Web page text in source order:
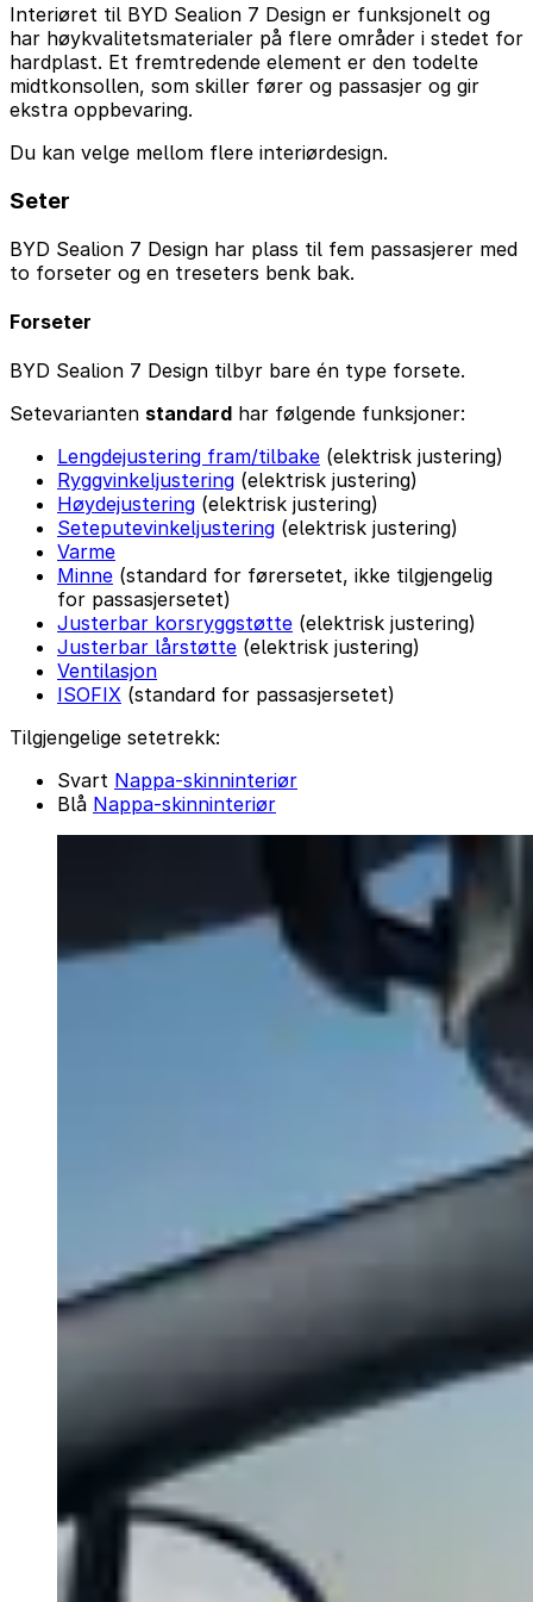
Interiøret til BYD Sealion 7 Design er funksjonelt og
har høykvalitetsmaterialer på flere områder i stedet for
hardplast. Et fremtredende element er den todelte
midtkonsollen, som skiller fører og passasjer og gir
ekstra oppbevaring.
Du kan velge mellom flere interiørdesign.
Seter
BYD Sealion 7 Design har plass til fem passasjerer med
to forseter og en treseters benk bak.
Forseter
BYD Sealion 7 Design tilbyr bare én type forsete.
Setevarianten standard har følgende funksjoner:
Lengdejustering fram/tilbake (elektrisk justering)
Ryggvinkeljustering (elektrisk justering)
Høydejustering (elektrisk justering)
Seteputevinkeljustering (elektrisk justering)
Varme
Minne (standard for førersetet, ikke tilgjengelig
for passasjersetet)
Justerbar korsryggstøtte (elektrisk justering)
Justerbar lårstøtte (elektrisk justering)
Ventilasjon
ISOFIX (standard for passasjersetet)
Tilgjengelige setetrekk:
Svart Nappa-skinninteriør
Blå Nappa-skinninteriør